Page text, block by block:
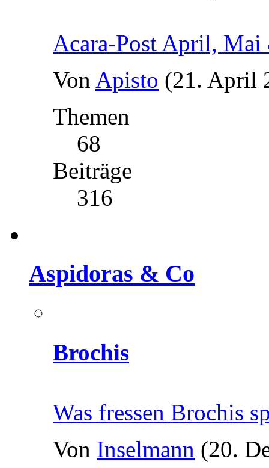
Acara-Post April,
Von Apisto (21. April
Themen
68
Beiträge
316
Aspidoras & Co
Brochis
Was fressen Brochis
Von Inselmann (20.